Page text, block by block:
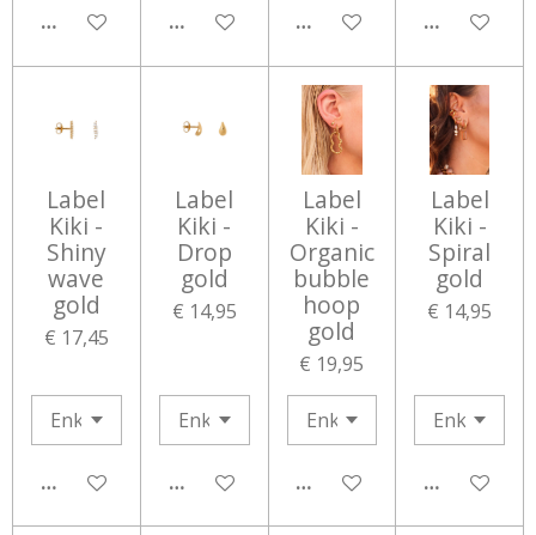
IN WINKELWAGENIN WINKELWAGENIN WINKELWAGEN
IN
Label
Kiki -
Shiny
wave
gold
€ 17,45
IN WINKELWAGEN
Label
Kiki -
Drop
gold
€ 14,95
IN WINKELWAGEN
Label
Kiki -
Organic
bubble
hoop
gold
€ 19,95
IN WINKELWAGEN
Label
Kiki -
Spiral
gold
€ 14,95
IN